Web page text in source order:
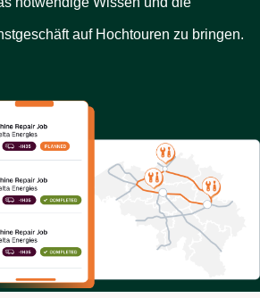
auf Hochtouren zu bringen.